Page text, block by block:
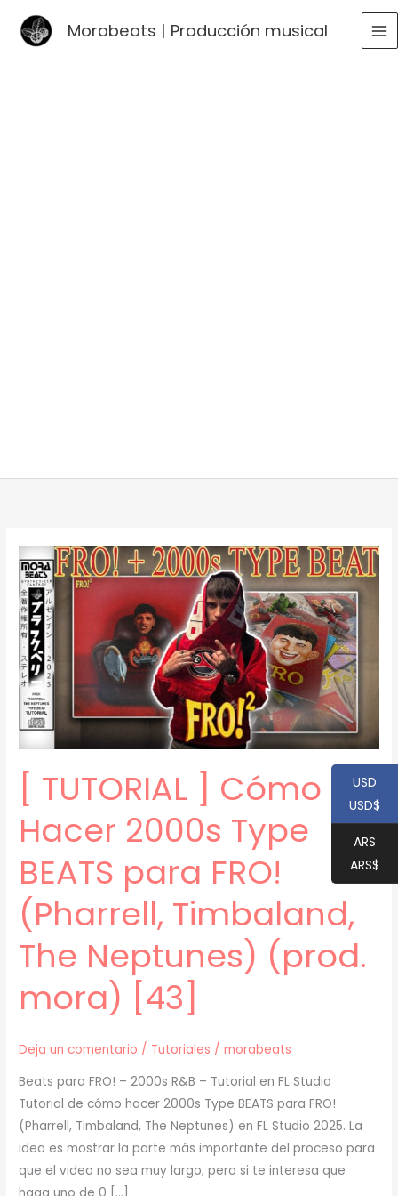
Morabeats | Producción musical
[ TUTORIAL ] Cómo
Hacer 2000s Type
BEATS para FRO!
(Pharrell, Timbaland,
The Neptunes) (prod.
mora) [43]
Deja un comentario / Tutoriales /morabeats
Beats para FRO! – 2000s R&B – Tutorial en FL Studio
Tutorial de cómo hacer 2000s Type BEATS para FRO!
(Pharrell, Timbaland, The Neptunes) en FL Studio 2025. La
idea es mostrar la parte más importante del proceso para
que el video no sea muy largo, pero si te interesa que
USD
USD$
ARS
ARS$